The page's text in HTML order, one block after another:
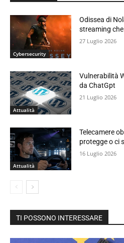
Cybersecurity
Odissea di
streaming
27 Luglio 2026
Attualità
Vulnerabilità
da ChatGpt
21 Luglio 2026
Attualità
Telecamere
protegge o ci
16 Luglio 2026
TI POSSONO INTERESSARE